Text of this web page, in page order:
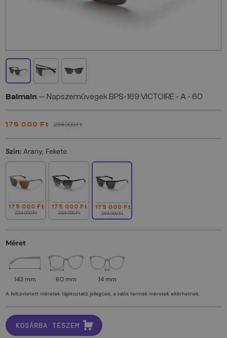
Balmain — Napszemüvegek BPS-169 VICTOIRE - A - 60
175 000 Ft 234 000 Ft
Szín: Arany, Fekete
175 000 Ft
234 000 Ft
175 000 Ft
234 000 Ft
175 000 Ft
234 000 Ft
Méret
143 mm 60 mm 14 mm
A feltüntetett méretek tájékoztató jellegűek, a valós termék méretek eltérhetnek.
KOSÁRBA TESZEM